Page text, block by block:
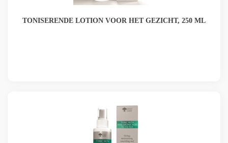
TONISERENDE LOTION VOOR HET GEZICHT, 250 ML